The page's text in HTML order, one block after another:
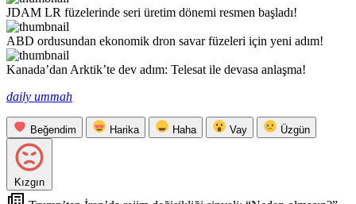
JDAM LR füzelerinde seri üretim dönemi resmen başladı!
ABD ordusundan ekonomik dron savar füzeleri için yeni adım!
Kanada’dan Arktik’te dev adım: Telesat ile devasa anlaşma!
daily ummah
Beğendim Harika Haha Vay Üzgün
Kızgın